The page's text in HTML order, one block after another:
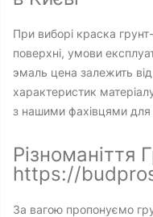
При виборі краска
поверхні, умови
эмаль цена залежить
характеристик
з нашими фахівцями для
Різноманіття
https://
За вагою пропонуємо